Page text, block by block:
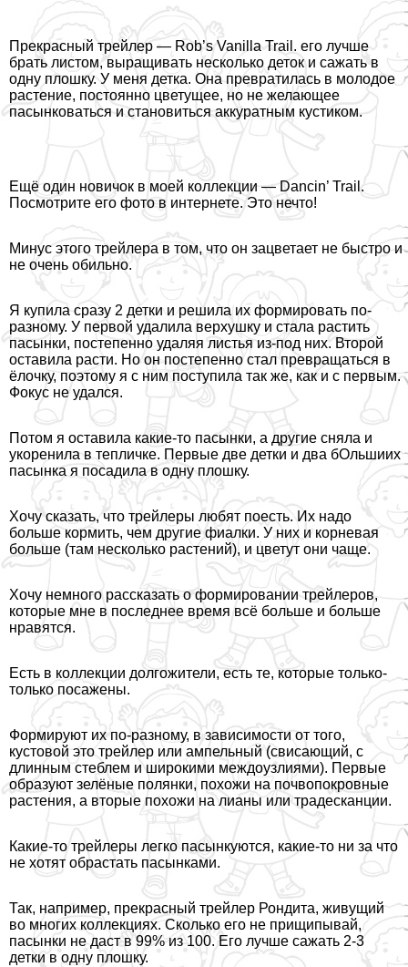
Прекрасный трейлер — Rob’s Vanilla Trail. его лучше
брать листом, выращивать несколько деток и сажать в
одну плошку. У меня детка. Она превратилась в молодое
растение, постоянно цветущее, но не желающее
пасынковаться и становиться аккуратным кустиком.
Ещё один новичок в моей коллекции — Dancin’ Trail.
Посмотрите его фото в интернете. Это нечто!
Минус этого трейлера в том, что он зацветает не быстро и
не очень обильно.
Я купила сразу 2 детки и решила их формировать по-
разному. У первой удалила верхушку и стала растить
пасынки, постепенно удаляя листья из-под них. Второй
оставила расти. Но он постепенно стал превращаться в
ёлочку, поэтому я с ним поступила так же, как и с первым.
Фокус не удался.
Потом я оставила какие-то пасынки, а другие сняла и
укоренила в тепличке. Первые две детки и два бОльшиих
пасынка я посадила в одну плошку.
Хочу сказать, что трейлеры любят поесть. Их надо
больше кормить, чем другие фиалки. У них и корневая
больше (там несколько растений), и цветут они чаще.
Хочу немного рассказать о формировании трейлеров,
которые мне в последнее время всё больше и больше
нравятся.
Есть в коллекции долгожители, есть те, которые только-
только посажены.
Формируют их по-разному, в зависимости от того,
кустовой это трейлер или ампельный (свисающий, с
длинным стeблем и широкими междоузлиями). Первые
образуют зелёные полянки, похожи на почвопокровные
растения, а вторые похожи на лианы или традесканции.
Какие-то трейлеры легко пасынкуются, какие-то ни за что
не хотят обрастать пасынками.
Так, например, прекрасный трейлер Рондита, живущий
во многих коллекциях. Сколько его не прищипывай,
пасынки не даст в 99% из 100. Его лучше сажать 2-3
детки в одну плошку.